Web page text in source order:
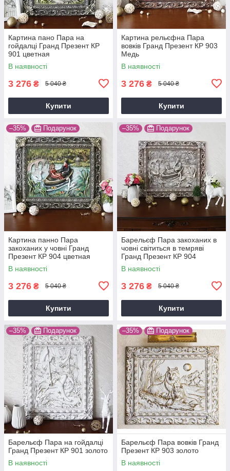
Картина пано Пара на
гойдалці Гранд Презент КР
901 цветная
В наявності
3 276 ₴ 5 040 ₴
Купити
Картина рельєфна Пара
вовків Гранд Презент КР 903
Медь
В наявності
3 276 ₴ 5 040 ₴
Купити
–35% Подарунок
Картина панно Пара
закоханих у човні Гранд
Презент КР 904 цветная
В наявності
3 276 ₴ 5 040 ₴
Купити
–35% Подарунок
Барельєф Пара закоханих в
човні світиться в темряві
Гранд Презент КР 904
камень светит
В наявності
3 276 ₴ 5 040 ₴
Купити
–35% Подарунок
Барельєф Пара на гойдалці
Гранд Презент КР 901 золото
В наявності
–35% Подарунок
Барельєф Пара вовків Гранд
Презент КР 903 золото
В наявності